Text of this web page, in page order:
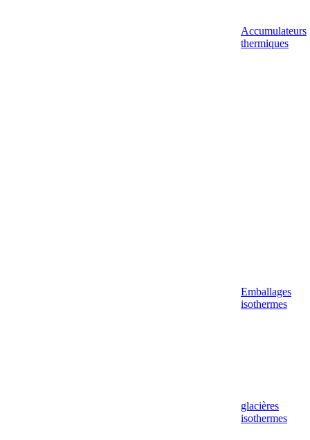
Accumulateurs
thermiques
Emballages
isothermes
glacières
isothermes